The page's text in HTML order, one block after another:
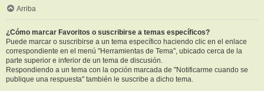
Arriba
¿Cómo marcar Favoritos o suscribirse a temas específicos?
Puede marcar o suscribirse a un tema específico haciendo clic en el enlace
correspondiente en el menú "Herramientas de Tema", ubicado cerca de la
parte superior e inferior de un tema de discusión.
Respondiendo a un tema con la opción marcada de "Notificarme cuando se
publique una respuesta" también le suscribe a dicho tema.